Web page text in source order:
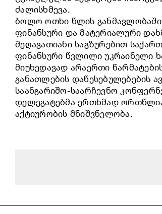
ძალისხმევა.
ბოლო ოთხი წლის განმავლობაში
ფინანსური და მატერიალური
შეღავათიანი საგზურებით
ფინანსური წვლილი უკრაინელი
მიუხედავად არაერთი
განათლების დაწესებულებების
საანგარიშო-საარჩევნო
დელეგატებმა ერთხმად
აქტიურობის მნიშვნელობა.